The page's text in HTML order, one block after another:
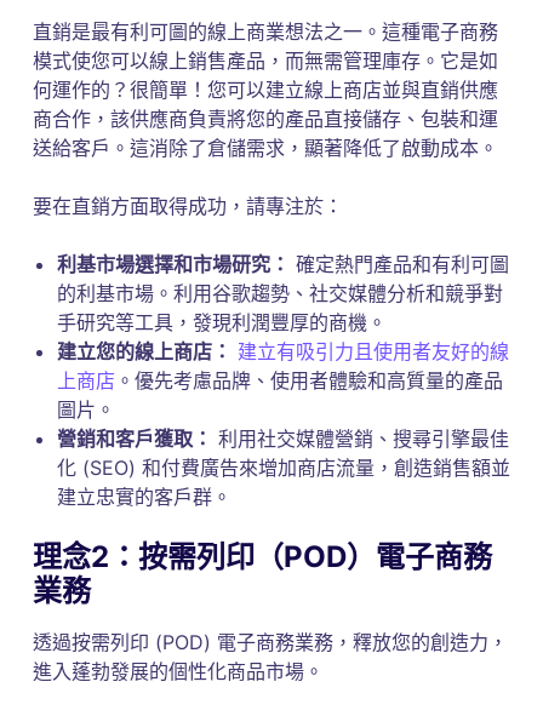
直銷是最有利可圖的線上商業想法之一。這種電子商務
模式使您可以線上銷售產品，而無需管理庫存。它是如
何運作的？很簡單！您可以建立線上商店並與直銷供應
商合作，該供應商負責將您的產品直接儲存、包裝和運
送給客戶。這消除了倉儲需求，顯著降低了啟動成本。
要在直銷方面取得成功，請專注於：
利基市場選擇和市場研究： 確定熱門產品和有利可圖
的利基市場。利用谷歌趨勢、社交媒體分析和競爭對
手研究等工具，發現利潤豐厚的商機。
建立您的線上商店： 建立有吸引力且使用者友好的線
上商店 。優先考慮品牌、使用者體驗和高質量的產品
圖片。
營銷和客戶獲取： 利用社交媒體營銷、搜尋引擎最佳
化 (SEO) 和付費廣告來增加商店流量，創造銷售額並
建立忠實的客戶群。
理念2：按需列印（POD）電子商務
業務
透過按需列印 (POD) 電子商務業務，釋放您的創造力，
進入蓬勃發展的個性化商品市場。